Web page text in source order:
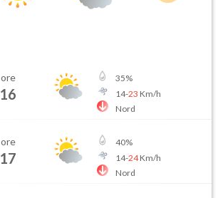
ore
16
35%
14-23 Km/h
Nord
ore
17
40%
14-24Km/h
Nord